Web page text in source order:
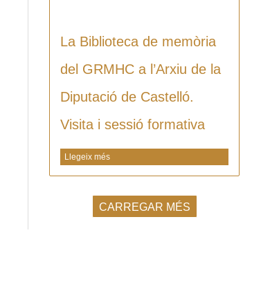
La Biblioteca de memòria
del GRMHC a l’Arxiu de la
Diputació de Castelló.
Visita i sessió formativa
Llegeix més
CARREGAR MÉS